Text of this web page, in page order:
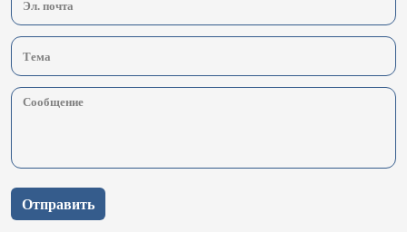
Отправить